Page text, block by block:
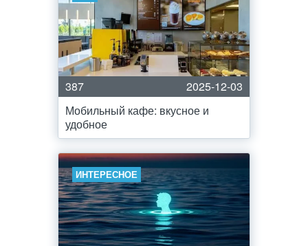
387
2025-12-03
Мобильный кафе: вкусное и
удобное
ИНТЕРЕСНОЕ